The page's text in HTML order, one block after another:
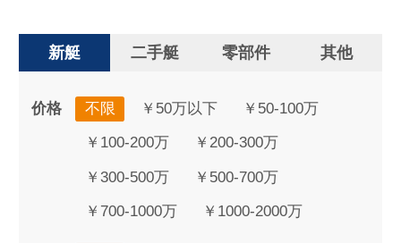
新艇 二手艇 零部件 其他
价格 不限 ￥50万以下 ￥50-100万
￥100-200万 ￥200-300万
￥300-500万 ￥500-700万
￥700-1000万 ￥1000-2000万